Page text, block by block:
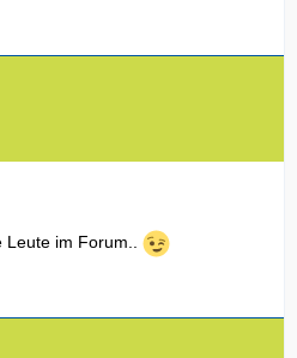
Leute im Forum..